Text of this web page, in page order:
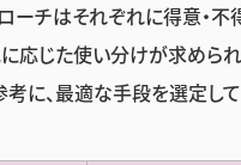
ーチはそれぞれに得意・不
応じた使い分けが求められ
に、最適な手段を選定して